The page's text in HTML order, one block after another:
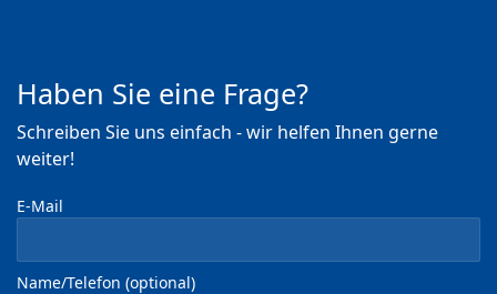
Haben Sie eine Frage?
Schreiben Sie uns einfach - wir helfen Ihnen gerne
weiter!
E-Mail
Name/Telefon (optional)